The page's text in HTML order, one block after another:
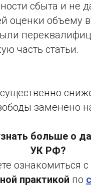
сбыта и не
оценки объему
часть статьи.
заменено
больше о
УК РФ?
ознакомиться с
практикой по